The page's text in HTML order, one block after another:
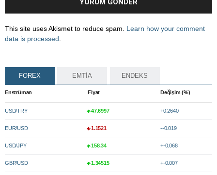
This site uses Akismet to reduce spam. Learn how your comment
data is processed.
FOREX EMTİA ENDEKS
Enstrüman Fiyat Değişim (%)
USD/TRY 47.6997 +0.2640
EUR/USD 1.1521 --0.019
USD/JPY 158.34 +-0.068
GBP/USD 1.34515 +-0.007